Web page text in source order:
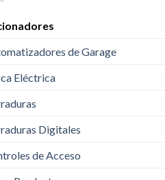
de Garage
Eléctrica
Digitales
de Acceso